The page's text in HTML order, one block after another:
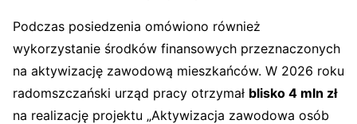
Podczas posiedzenia omówiono również
wykorzystanie środków finansowych przeznaczonych
na aktywizację zawodową mieszkańców. W 2026 roku
radomszczański urząd pracy otrzymał blisko 4 mln zł
na realizację projektu „Aktywizacja zawodowa osób